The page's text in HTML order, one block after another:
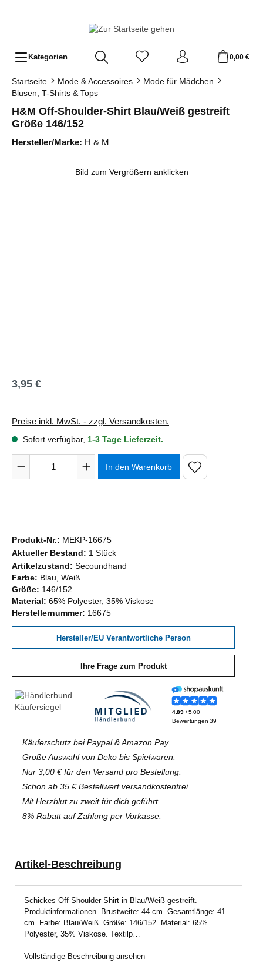
Kategorien 0,00 €
Startseite Mode & Accessoires
Mode für Mädchen
Blusen, T-Shirts & Tops
H&M Off-Shoulder-Shirt Blau/Weiß gestreift
Größe 146/152
Hersteller/Marke: H & M
Bild zum Vergrößern anklicken
Regulärer Preis:
3,95 €
Preise inkl. MwSt. - zzgl. Versandkosten.
Sofort verfügbar, 1-3 Tage Lieferzeit.
Produkt Anzahl: Gib den gewünschten Wert ein oder
In den Warenkorb
Produkt-Nr.: MEKP-16675
Aktueller Bestand: 1 Stück
Artikelzustand: Secoundhand
Farbe: Blau, Weiß
Größe: 146/152
Material: 65% Polyester, 35% Viskose
Herstellernummer: 16675
Hersteller/EU Verantwortliche Person
Ihre Frage zum Produkt
Käuferschutz bei Paypal & Amazon Pay.
Große Auswahl von Deko bis Spielwaren.
Nur 3,00 € für den Versand pro Bestellung.
Schon ab 35 € Bestellwert versandkostenfrei.
Mit Herzblut zu zweit für dich geführt.
8% Rabatt auf Zahlung per Vorkasse.
Artikel-Beschreibung
Schickes Off-Shoulder-Shirt in Blau/Weiß gestreift.
Produktinformationen. Brustweite: 44 cm. Gesamtlänge: 41
cm. Farbe: Blau/Weiß. Größe: 146/152. Material: 65%
Polyester, 35% Viskose. Textilp…
Vollständige Beschreibung ansehen